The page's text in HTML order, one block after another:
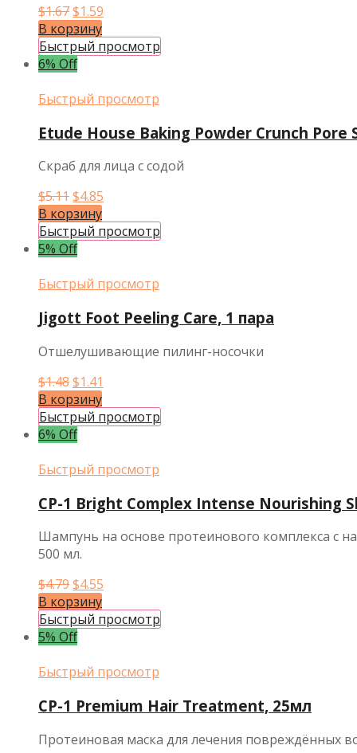
$1.67Первоначальная
цена
составляла
$1.67.
$1.59
$1.59.
В корзину
Быстрый просмотр
6% Off
Быстрый просмотр
Etude House Baking Powder Crunch Pore
Скраб для лица с содой
$5.11Первоначальная
цена
составляла
$5.11.
$4.85
$4.85.
В корзину
Быстрый просмотр
5% Off
Быстрый просмотр
Jigott Foot Peeling Care, 1 пара
Отшелушивающие пилинг-носочки
$1.48Первоначальная
цена
составляла
$1.48.
$1.41
$1.41.
В корзину
Быстрый просмотр
6% Off
Быстрый просмотр
CP-1 Bright Complex Intense Nourishing
Шампунь на основе протеинового комплекса с
500 мл.
$4.79Первоначальная
цена
составляла
$4.79.
$4.55
$4.55.
В корзину
Быстрый просмотр
5% Off
Быстрый просмотр
CP-1 Premium Hair Treatment, 25мл
Протеиновая маска для лечения повреждённых